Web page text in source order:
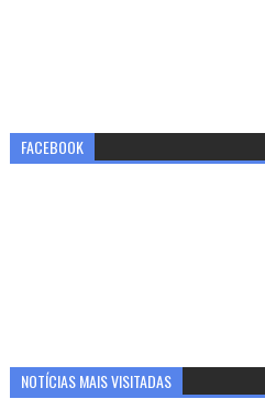
FACEBOOK
NOTÍCIAS MAIS VISITADAS